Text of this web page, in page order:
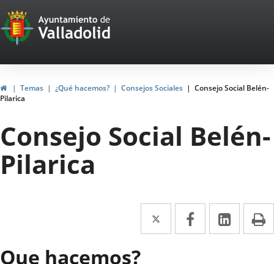
Portal
Web
del
Ayuntamiento
de
Valladolid
HomeTemas ¿Qué hacemos? Consejos Sociales
Consejo Social Belén-
Pilarica
Consejo Social Belén-
Pilarica
Twitter
Enlace
a
Facebook
Enlace
a
Enlace
a
hacemos?